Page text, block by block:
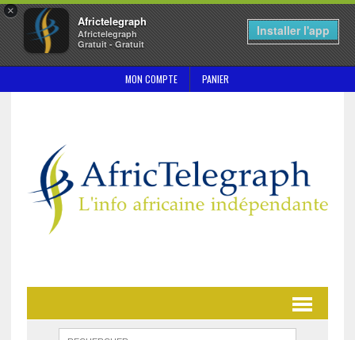
×
Africtelegraph
Africtelegraph
Gratuit - Gratuit
Installer l'app
MON COMPTE PANIER